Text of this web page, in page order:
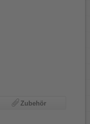
Zubehör